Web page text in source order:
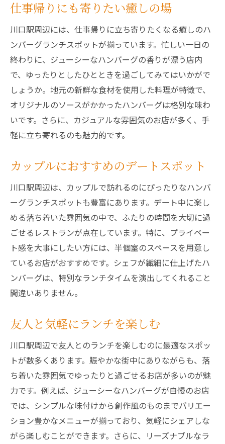
仕事帰りにも寄りたい癒しの場
川口駅周辺には、仕事帰りに立ち寄りたくなる癒しのハ
ンバーグランチスポットが揃っています。忙しい一日の
終わりに、ジューシーなハンバーグの香りが漂う店内
で、ゆったりとしたひとときを過ごしてみてはいかがで
しょうか。地元の新鮮な食材を使用した料理が特徴で、
オリジナルのソースがかかったハンバーグは格別な味わ
いです。さらに、カジュアルな雰囲気のお店が多く、手
軽に立ち寄れるのも魅力的です。
カップルにおすすめのデートスポット
川口駅周辺は、カップルで訪れるのにぴったりなハンバ
ーグランチスポットも豊富にあります。デート中に楽し
める落ち着いた雰囲気の中で、ふたりの時間を大切に過
ごせるレストランが点在しています。特に、プライベー
ト感を大事にしたい方には、半個室のスペースを用意し
ているお店がおすすめです。シェフが繊細に仕上げたハ
ンバーグは、特別なランチタイムを演出してくれること
間違いありません。
友人と気軽にランチを楽しむ
川口駅周辺で友人とのランチを楽しむのに最適なスポッ
トが数多くあります。賑やかな街中にありながらも、落
ち着いた雰囲気でゆったりと過ごせるお店が多いのが魅
力です。例えば、ジューシーなハンバーグが自慢のお店
では、シンプルな味付けから創作風のものまでバリエー
ション豊かなメニューが揃っており、気軽にシェアしな
がら楽しむことができます。さらに、リーズナブルなラ